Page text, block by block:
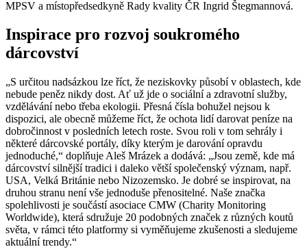
MPSV a místopředsedkyně Rady kvality ČR Ingrid Štegmannová.
Inspirace pro rozvoj soukromého
dárcovství
„S určitou nadsázkou lze říct, že neziskovky působí v oblastech, kde
nebude peněz nikdy dost. Ať už jde o sociální a zdravotní služby,
vzdělávání nebo třeba ekologii. Přesná čísla bohužel nejsou k
dispozici, ale obecně můžeme říct, že ochota lidí darovat peníze na
dobročinnost v posledních letech roste. Svou roli v tom sehrály i
některé dárcovské portály, díky kterým je darování opravdu
jednoduché,“ doplňuje Aleš Mrázek a dodává: „Jsou země, kde má
dárcovství silnější tradici i daleko větší společenský význam, např.
USA, Velká Británie nebo Nizozemsko. Je dobré se inspirovat, na
druhou stranu není vše jednoduše přenositelné. Naše značka
spolehlivosti je součástí asociace CMW (Charity Monitoring
Worldwide), která sdružuje 20 podobných značek z různých koutů
světa, v rámci této platformy si vyměňujeme zkušenosti a sledujeme
aktuální trendy.“